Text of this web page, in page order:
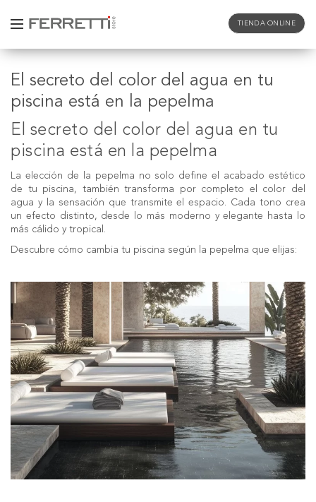
TIENDA ONLINE
El secreto del color del agua en tu
piscina está en la pepelma
El secreto del color del agua en tu
piscina está en la pepelma
La elección de la pepelma no solo define el acabado estético
de tu piscina, también transforma por completo el color del
agua y la sensación que transmite el espacio. Cada tono crea
un efecto distinto, desde lo más moderno y elegante hasta lo
más cálido y tropical.
Descubre cómo cambia tu piscina según la pepelma que elijas: